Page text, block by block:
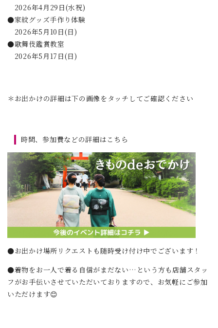
2026年4月29日(水祝)
●家紋グッズ手作り体験
2026年5月10日(日)
●歌舞伎鑑賞教室
2026年5月17日(日)
＊お出かけの詳細は下の画像をタッチしてご確認ください
時間、参加費などの詳細はこちら
●お出かけ場所リクエストも随時受け付け中でございます！
●着物をお一人で着る自信がまだない…という方も店舗スタッ
フがお手伝いさせていただいておりますので、お気軽にご参加
いただけます😊